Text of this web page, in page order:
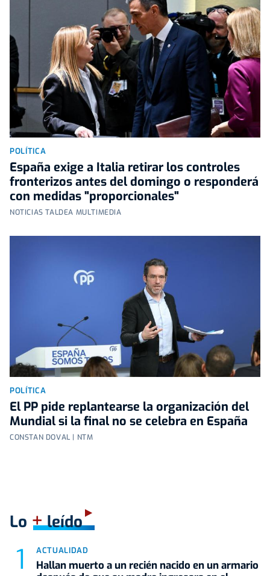
POLÍTICA
España exige a Italia retirar los controles
fronterizos antes del domingo o responderá
con medidas "proporcionales"
NOTICIAS TALDEA MULTIMEDIA
POLÍTICA
El PP pide replantearse la organización del
Mundial si la final no se celebra en España
CONSTAN DOVAL | NTM
Lo +leído
ACTUALIDAD
Hallan muerto a un recién nacido en un armario